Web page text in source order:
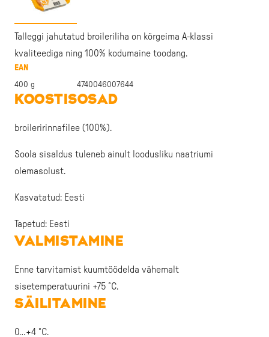
Talleggi jahutatud broileriliha on kõrgeima A-klassi
kvaliteediga ning 100% kodumaine toodang.
EAN
400 g
4740046007644
KOOSTISOSAD
broileririnnafilee (100%).
Soola sisaldus tuleneb ainult loodusliku naatriumi
olemasolust.
Kasvatatud: Eesti
Tapetud: Eesti
VALMISTAMINE
Enne tarvitamist kuumtöödelda vähemalt
sisetemperatuurini +75 ˚C.
SÄILITAMINE
0…+4 ˚C.